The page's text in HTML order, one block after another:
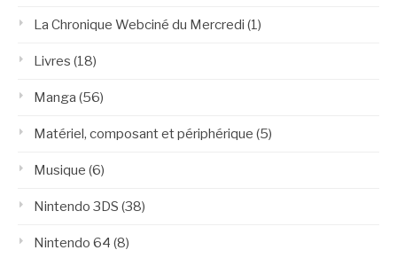
La Chronique Webciné du Mercredi (1)
Livres (18)
Manga (56)
Matériel, composant et périphérique (5)
Musique (6)
Nintendo 3DS (38)
Nintendo 64 (8)